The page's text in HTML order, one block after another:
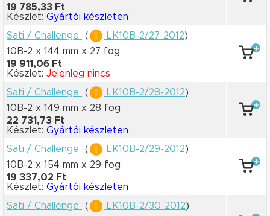
19 785,33 Ft
Készlet: Gyártói készleten
Sati / Challenge
( LK10B-2/27-2012)
10B-2 x 144 mm x 27 fog
19 911,06 Ft
Készlet: Jelenleg nincs
Sati / Challenge
( LK10B-2/28-2012)
10B-2 x 149 mm x 28 fog
22 731,73 Ft
Készlet: Gyártói készleten
Sati / Challenge
( LK10B-2/29-2012)
10B-2 x 154 mm x 29 fog
19 337,02 Ft
Készlet: Gyártói készleten
Sati / Challenge
( LK10B-2/30-2012)